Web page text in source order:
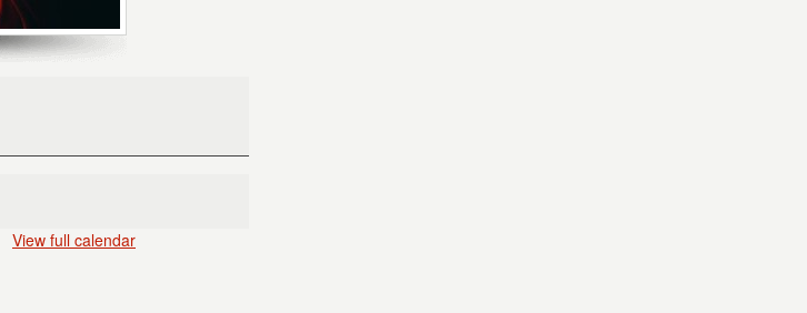
View full calendar